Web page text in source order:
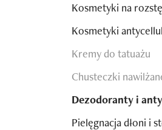
Kosmetyki na
Kosmetyki
Kremy do tatuażu
Chusteczki
Dezodoranty i
Pielęgnacja dłoni i